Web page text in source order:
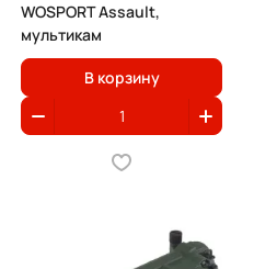
WOSPORT Assault,
мультикам
В корзину